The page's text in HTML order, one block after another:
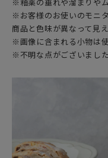
※お客様のお使いのモニ
商品と色味が異なって見
※画像に含まれる小物は
※不明な点がございまし